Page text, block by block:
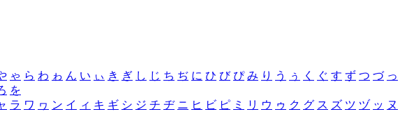
ゃ ら わ ゎ ん い ぃ き ぎ し じ ち ぢ に ひ び ぴ み り う ぅ く ぐ す ず つ づ っ
を
ラ ワ ヮ ン イ ィ キ ギ シ ジ チ ヂ ニ ヒ ビ ピ ミ リ ウ ゥ ク グ ス ズ ツ ヅ ッ ヌ